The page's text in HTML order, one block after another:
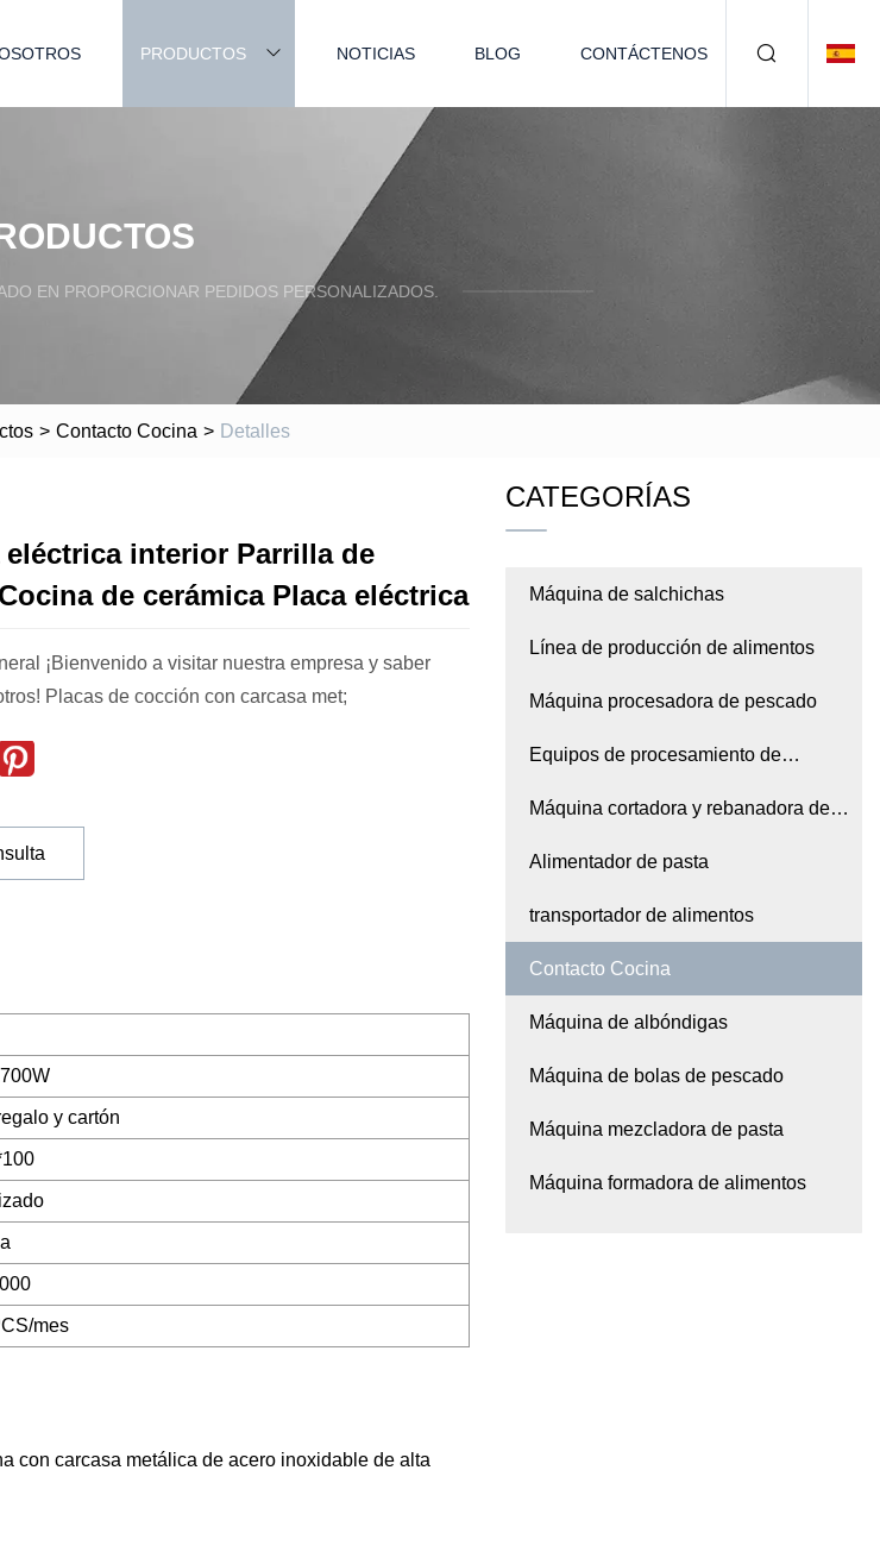
PRODUCTOS NOTICIAS BLOG CONTÁCTENOS
EN PROPORCIONAR PEDIDOS PERSONALIZADOS.
> Contacto Cocina > Detalles
eléctrica interior Parrilla de
de cerámica Placa eléctrica
¡Bienvenido a visitar nuestra empresa y saber
Placas de cocción con carcasa met;
y cartón
mes
con carcasa metálica de acero inoxidable de alta
CATEGORÍAS
Máquina de salchichas
Línea de producción de alimentos
Máquina procesadora de pescado
Equipos de procesamiento de
alimentos
Máquina cortadora y rebanadora de
carne
Alimentador de pasta
transportador de alimentos
Contacto Cocina
Máquina de albóndigas
Máquina de bolas de pescado
Máquina mezcladora de pasta
Máquina formadora de alimentos